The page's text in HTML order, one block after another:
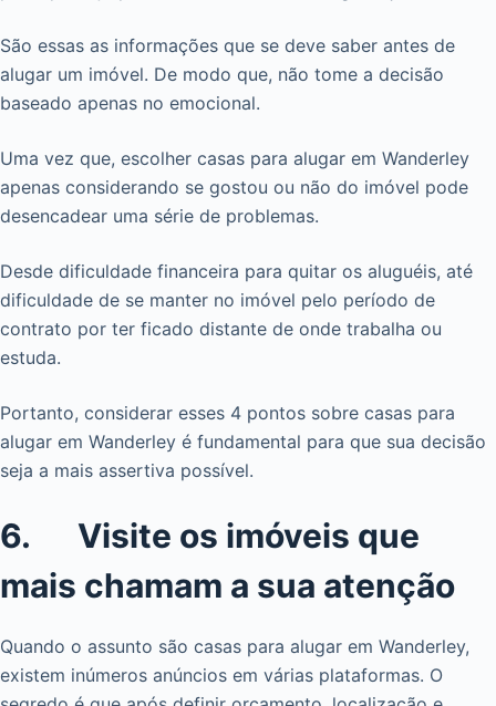
São essas as informações que se deve saber antes de
alugar um imóvel. De modo que, não tome a decisão
baseado apenas no emocional.
Uma vez que, escolher casas para alugar em Wanderley
apenas considerando se gostou ou não do imóvel pode
desencadear uma série de problemas.
Desde dificuldade financeira para quitar os aluguéis, até
dificuldade de se manter no imóvel pelo período de
contrato por ter ficado distante de onde trabalha ou
estuda.
Portanto, considerar esses 4 pontos sobre casas para
alugar em Wanderley é fundamental para que sua decisão
seja a mais assertiva possível.
6. Visite os imóveis que
mais chamam a sua atenção
Quando o assunto são casas para alugar em Wanderley,
existem inúmeros anúncios em várias plataformas. O